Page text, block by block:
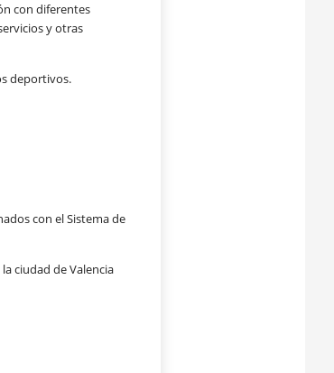
con diferentes
y otras
deportivos.
con elSistema de
ciudad de Valencia